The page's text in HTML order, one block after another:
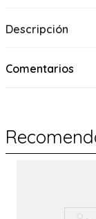
Descripción
Comentarios